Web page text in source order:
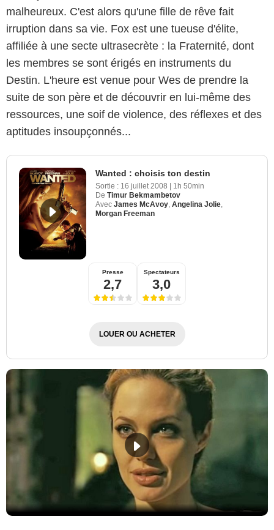
malheureux. C'est alors qu'une fille de rêve fait
irruption dans sa vie. Fox est une tueuse d'élite,
affiliée à une secte ultrasecrète : la Fraternité, dont
les membres se sont érigés en instruments du
Destin. L'heure est venue pour Wes de prendre la
suite de son père et de découvrir en lui-même des
ressources, une soif de violence, des réflexes et des
aptitudes insoupçonnés...
Wanted : choisis ton destin
Sortie : 16 juillet 2008
1h 50min
De Timur Bekmambetov
Avec James McAvoy, Angelina Jolie,
Morgan Freeman
Presse
2,7
Spectateurs
3,0
LOUER OU ACHETER